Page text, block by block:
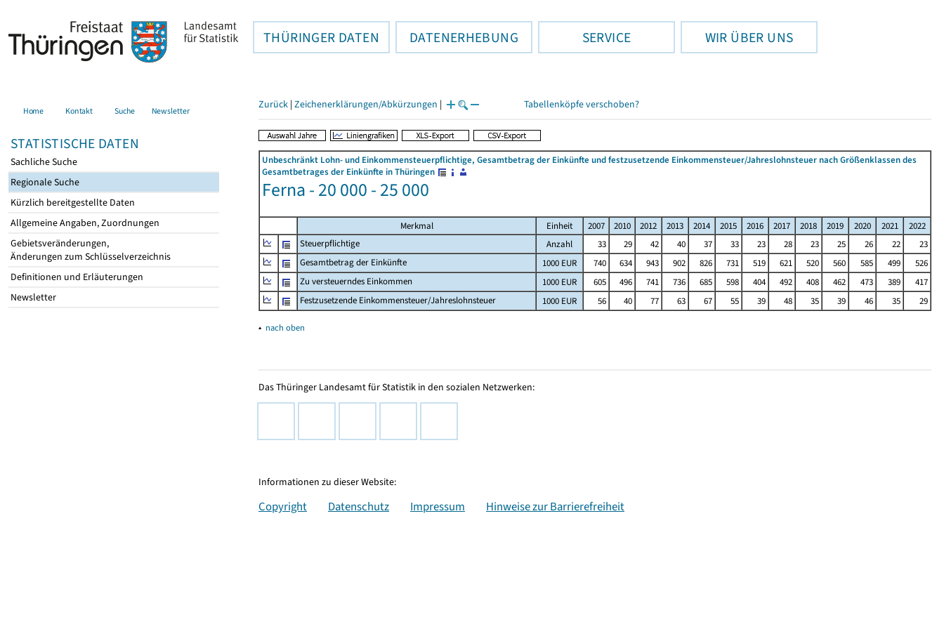
THÜRINGER DATEN DATENERHEBUNG SERVICE WIR ÜBER UNS
Home Kontakt Suche Newsletter
STATISTISCHE DATEN
Sachliche Suche
Regionale Suche
Kürzlich bereitgestellte Daten
Allgemeine Angaben, Zuordnungen
Gebietsveränderungen,
Änderungen zum Schlüsselverzeichnis
Definitionen und Erläuterungen
Newsletter
Zurück | Zeichenerklärungen/Abkürzungen | Tabellenköpfe verschoben?
Unbeschränkt Lohn- und Einkommensteuerpflichtige, Gesamtbetrag der Einkünfte und festzusetzende Einkommensteuer/Jahreslohnsteuer nach Größenklassen des
Gesamtbetrages der Einkünfte in Thüringen
Ferna - 20 000 - 25 000
Merkmal Einheit 2007 2010 2012 2013 2014 2015 2016 2017 2018 2019 2020 2021
2022
Steuerpflichtige
Anzahl 33 29 42 40 37 33 23 28 23 25 26 22
23
Gesamtbetrag der Einkünfte
1000 EUR 740 634 943 902 826 731 519 621 520 560 585 499
526
Zu versteuerndes Einkommen
1000 EUR 605 496 741 736 685 598 404 492 408 462 473 389
417
Festzusetzende Einkommensteuer/Jahreslohnsteuer
1000 EUR 56 40 77 63 67 55 39 48 35 39 46 35 29
▴ nach oben
Das Thüringer Landesamt für Statistik in den sozialen Netzwerken:
Informationen zu dieser Website:
Copyright Datenschutz Impressum Hinweise zur Barrierefreiheit